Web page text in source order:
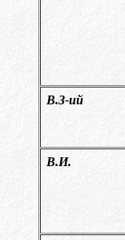
В.З-ий
В.И.